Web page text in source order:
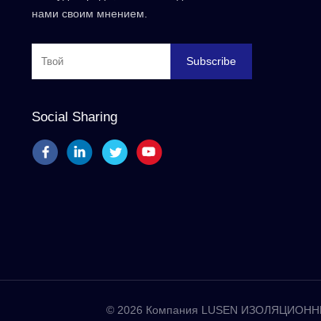
нами своим мнением.
Subscribe
Social Sharing
© 2026 Компания LUSEN